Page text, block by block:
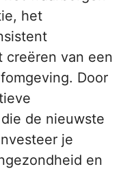
het
creëren van een
Door
die de nieuwste
je
en